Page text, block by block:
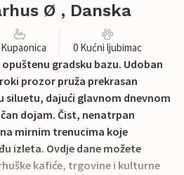
Ø , Danska
0 Kućni ljubimac
gradsku bazu. Udoban
prozor pruža prekrasan
siluetu, dajući glavnom dnevnom
dojam. Čist, nenatrpan
mirnim trenucima koje
izleta. Ovdje dane možete
kafiće, trgovine i kulturne